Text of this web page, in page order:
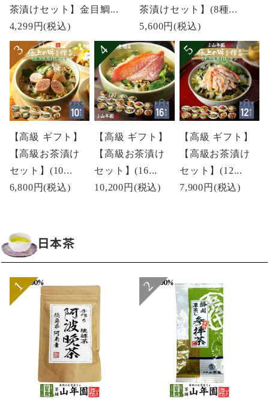
茶漬けセット】金目鯛...
4,299円(税込)
茶漬けセット】(8種...
5,600円(税込)
【高級 ギフト】
【高級お茶漬け
セット】(10...
6,800円(税込)
【高級 ギフト】
【高級お茶漬け
セット】(16...
10,200円 (税込)
【高級 ギフト】
【高級お茶漬け
セット】(12...
7,900円 (税込)
日本茶